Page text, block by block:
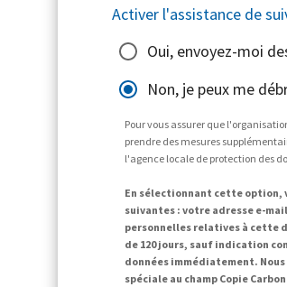
Activer l'assistance de
Oui, envoyez-moi
Non, je peux me
Pour vous assurer que
prendre des mesures
l'agence locale de protection des
En sélectionnant cette option,
suivantes : votre adresse e-
personnelles relatives à cette
de 120 jours, sauf indication
données immédiatement.
spéciale au champ Copie